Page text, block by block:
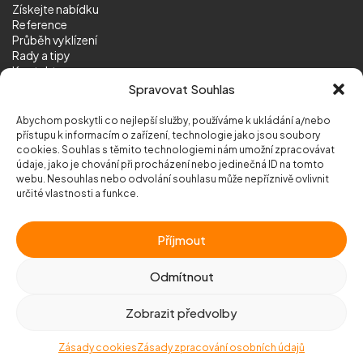
Spravovat Souhlas
Abychom poskytli co nejlepší služby, používáme k ukládání a/nebo
přístupu k informacím o zařízení, technologie jako jsou soubory
cookies. Souhlas s těmito technologiemi nám umožní zpracovávat
údaje, jako je chování při procházení nebo jedinečná ID na tomto
webu. Nesouhlas nebo odvolání souhlasu může nepříznivě ovlivnit
určité vlastnosti a funkce.
Příjmout
Odmítnout
Zobrazit předvolby
Zásady cookiesZásady zpracování osobních údajů
Získejte nabídku
Reference
Průběh vyklízení
Rady a tipy
Kontakt
© 2026 Vyklizeni.cz (mapa stránek)
Chráněno služboureCAPTCHA
Zavolejte nám